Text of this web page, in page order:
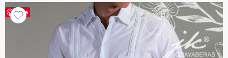
Save